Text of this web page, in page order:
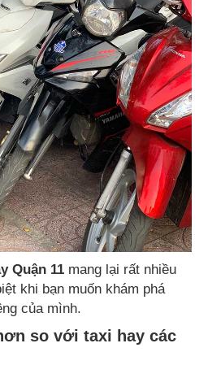
Quận 11 mang lại rất nhiều
khi bạn muốn khám phá
của mình.
so với taxi hay các